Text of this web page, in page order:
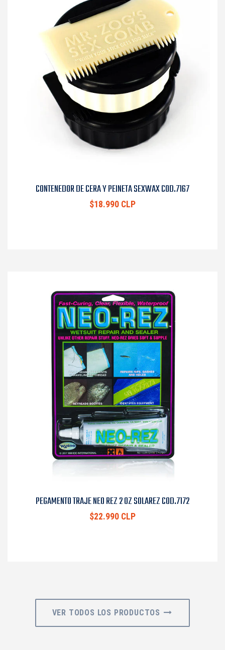
CONTENEDOR DE CERA Y PEINETA SEXWAX COD.7167
$18.990 CLP
PEGAMENTO TRAJE NEO REZ 2 OZ SOLAREZ COD.7172
$22.990 CLP
VER TODOS LOS PRODUCTOS